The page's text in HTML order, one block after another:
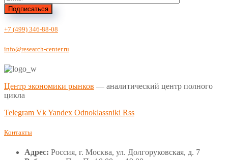
Подписаться
+7 (499) 346-88-08
info@research-center.ru
Центр экономики рынков — аналитический центр полного
цикла
Telegram VkYandex Odnoklassniki Rss
Контакты
Адрес: Россия, г. Москва, ул. Долгоруковская, д. 7